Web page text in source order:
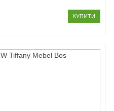
КУПИТИ